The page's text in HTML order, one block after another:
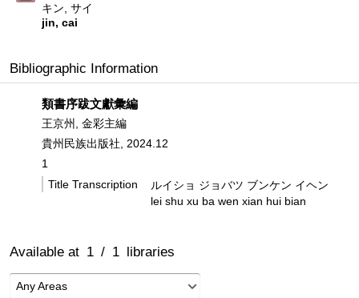
キン, サイ
jin, cai
Bibliographic Information
類書序跋文獻彙編
王京州, 金彩主編
貴州民族出版社, 2024.12
1
Title Transcription
ルイショ ジョバツ ブンケン イヘン
lei shu xu ba wen xian hui bian
Available at 1 / 1 libraries
Any Areas